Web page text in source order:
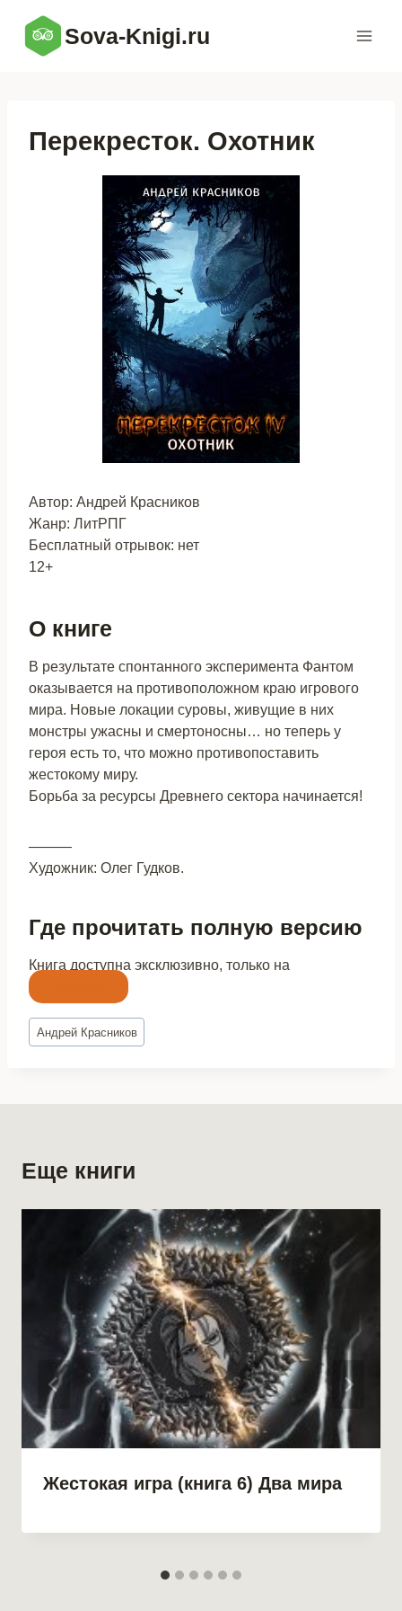
содержимому
Sova-Knigi.ru
Перекресток. Охотник
Автор: Андрей Красников
Жанр: ЛитРПГ
Бесплатный отрывок: нет
12+
О книге
В результате спонтанного эксперимента Фантом
оказывается на противоположном краю игрового
мира. Новые локации суровы, живущие в них
монстры ужасны и смертоносны… но теперь у
героя есть то, что можно противопоставить
жестокому миру.
Борьба за ресурсы Древнего сектора начинается!
———
Художник: Олег Гудков.
Где прочитать полную версию
Книга доступна эксклюзивно, только на
Метки
записи:
Андрей Красников
Еще книги
Жестокая игра (книга 6) Два мира